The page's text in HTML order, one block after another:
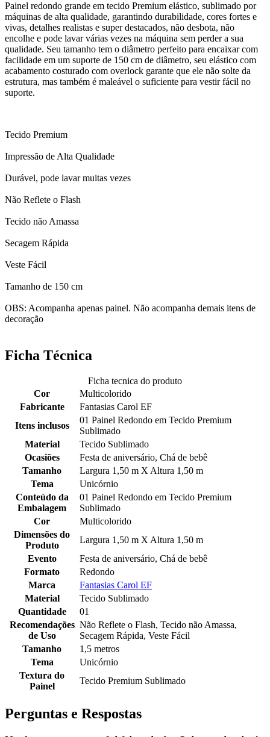
Painel redondo grande em tecido Premium elástico, sublimado por
máquinas de alta qualidade, garantindo durabilidade, cores fortes e
vivas, detalhes realistas e super destacados, não desbota, não
encolhe e pode lavar várias vezes na máquina sem perder a sua
qualidade. Seu tamanho tem o diâmetro perfeito para encaixar com
facilidade em um suporte de 150 cm de diâmetro, seu elástico com
acabamento costurado com overlock garante que ele não solte da
estrutura, mas também é maleável o suficiente para vestir fácil no
suporte.
Tecido Premium
Impressão de Alta Qualidade
Durável, pode lavar muitas vezes
Não Reflete o Flash
Tecido não Amassa
Secagem Rápida
Veste Fácil
Tamanho de 150 cm
OBS: Acompanha apenas painel. Não acompanha demais itens de
decoração
Ficha Técnica
Ficha tecnica do produto
Cor
Multicolorido
Fabricante
Fantasias Carol EF
Itens inclusos
01 Painel Redondo em Tecido Premium
Sublimado
Material
Tecido Sublimado
Ocasiões
Festa de aniversário, Chá de bebê
Tamanho
Largura 1,50 m X Altura 1,50 m
Tema
Unicórnio
Conteúdo da
Embalagem
01 Painel Redondo em Tecido Premium
Sublimado
Cor
Multicolorido
Dimensões do
Produto
Largura 1,50 m X Altura 1,50 m
Evento
Festa de aniversário, Chá de bebê
Formato
Redondo
Marca
Fantasias Carol EF
Material
Tecido Sublimado
Quantidade
01
Recomendações
de Uso
Não Reflete o Flash, Tecido não Amassa,
Secagem Rápida, Veste Fácil
Tamanho
1,5 metros
Tema
Unicórnio
Textura do
Painel
Tecido Premium Sublimado
Perguntas e Respostas